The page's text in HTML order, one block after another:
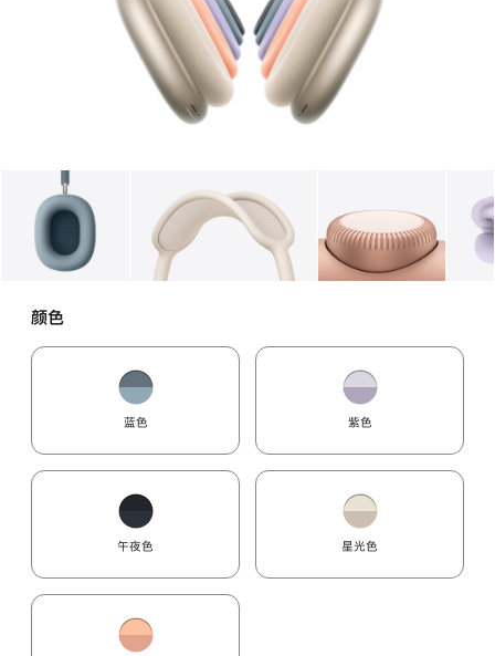
图库 1 图库 图像 图库 图像
颜色
蓝色 紫色
午夜色 星光色